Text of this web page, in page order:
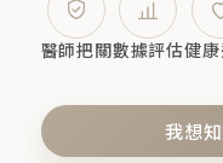
醫師把關數據評估健
我想